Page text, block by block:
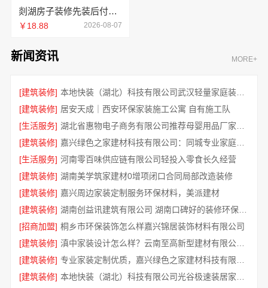
剡湖房子装修先装后付，浙江宜美嘉透明消费零压力
￥18.88 2026-08-07
新闻资讯 MORE+
[建筑装修]
本地快装（湖北）科技有限公司武汉轻量家庭装修新房
[建筑装修] 居安天成｜西安环保家装施工公寓 自有施工队
[生活服务]
[建筑装修]
嘉兴绿色之家建材科技有限公司：同城专业家庭装修机构优质
[生活服务] 河南零百味供应链有限公司轻投入零食长久经营
[建筑装修] 湖南美学筑家建材0增项闭口合同局部改造装修
[建筑装修] 嘉兴周边家装定制服务环保材料，美派建材
[建筑装修]
湖南创益讯建筑有限公司 湖南口碑好的装修环保材料全包公司
[招商加盟] 桐乡市环保装饰怎么样嘉兴锦居装饰材料有限公司
[建筑装修]
滇中家装设计怎么样？云南至高新型建材有限公司专业靠谱
[建筑装修]
[建筑装修]